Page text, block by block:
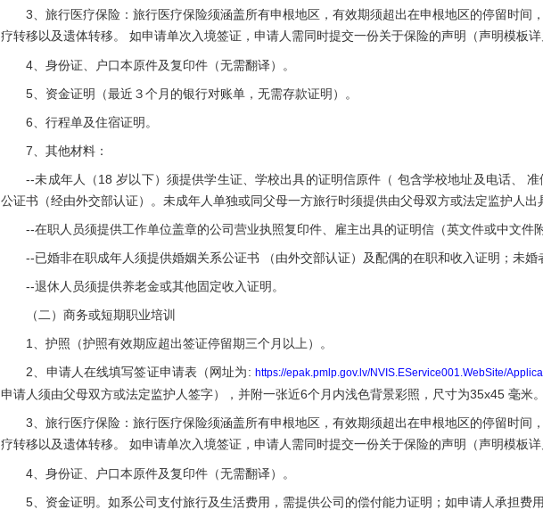
3、旅行医疗保险：旅行医疗保险须涵盖所有申根地区，有效期须超出在申根地区的停留时间
疗转移以及遗体转移。 如申请单次入境签证，申请人需同时提交一份关于保险的声明（声明模板
4、身份证、户口本原件及复印件（无需翻译）。
5、资金证明（最近３个月的银行对账单，无需存款证明）。
6、行程单及住宿证明。
7、其他材料：
--未成年人（18 岁以下）须提供学生证、学校出具的证明信原件（ 包含学校地址及电话、 准
公证书（经由外交部认证）。未成年人单独或同父母一方旅行时须提供由父母双方或法定监护人出
--在职人员须提供工作单位盖章的公司营业执照复印件、雇主出具的证明信（英文件或中文件附
--已婚非在职成年人须提供婚姻关系公证书 （由外交部认证）及配偶的在职和收入证明；未婚
--退休人员须提供养老金或其他固定收入证明。
（二）商务或短期职业培训
1、护照（护照有效期应超出签证停留期三个月以上）。
2、申请人在线填写签证申请表（网址为: https://epak.pmlp.gov.lv/NVIS.EService001.WebSite/
申请人须由父母双方或法定监护人签字），并附一张近6个月内浅色背景彩照，尺寸为35x45 毫米。
3、旅行医疗保险：旅行医疗保险须涵盖所有申根地区，有效期须超出在申根地区的停留时间
疗转移以及遗体转移。 如申请单次入境签证，申请人需同时提交一份关于保险的声明（声明模板
4、身份证、户口本原件及复印件（无需翻译）。
5、资金证明。如系公司支付旅行及生活费用，需提供公司的偿付能力证明；如申请人承担费用